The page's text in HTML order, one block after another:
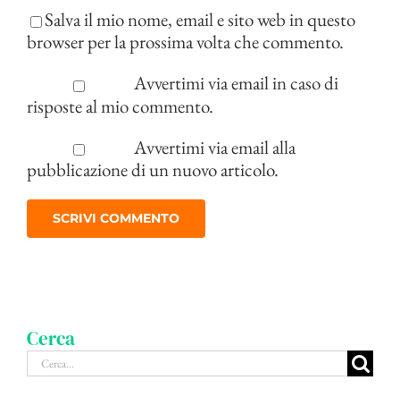
Salva il mio nome, email e sito web in questo
browser per la prossima volta che commento.
Avvertimi via email in caso di
risposte al mio commento.
Avvertimi via email alla
pubblicazione di un nuovo articolo.
Cerca
Cerca
per: